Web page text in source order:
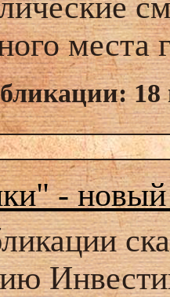
- новый